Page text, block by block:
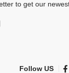
to get our
Follow US